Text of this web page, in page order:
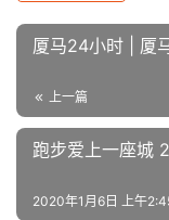
厦马24小时 | 厦
上一篇
跑步爱上一座城
2020年1月6日 上午